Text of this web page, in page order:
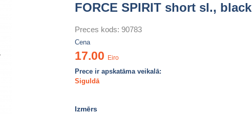
FORCE SPIRIT short sl., black
Preces kods: 90783
Cena
17.00 Eiro
Prece ir apskatāma veikalā:
Siguldā
Izmērs